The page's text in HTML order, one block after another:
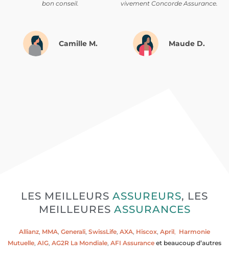
vivement Concorde Assurance.
Maude D.
bon conseil.
Camille M.
LES MEILLEURS ASSUREURS, LES
MEILLEURES ASSURANCES
Allianz, MMA, Generali, SwissLife, AXA, Hiscox, April, Harmonie
Mutuelle, AIG, AG2R La Mondiale, AFI Assurance et beaucoup d’autres